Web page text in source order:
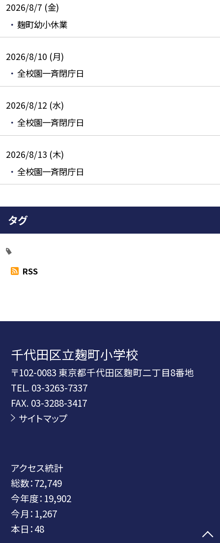
2026/8/7 (金)
麹町幼小休業
2026/8/10 (月)
全校園一斉閉庁日
2026/8/12 (水)
全校園一斉閉庁日
2026/8/13 (木)
全校園一斉閉庁日
タグ
RSS
千代田区立麹町小学校
〒102-0083 東京都千代田区麴町二丁目8番地
TEL. 03-3263-7337
FAX. 03-3288-3417
サイトマップ
アクセス統計
総数：72,749
今年度： 19,902
今月： 1,267
本日：48